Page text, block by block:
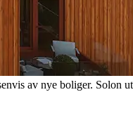
av nye boliger.